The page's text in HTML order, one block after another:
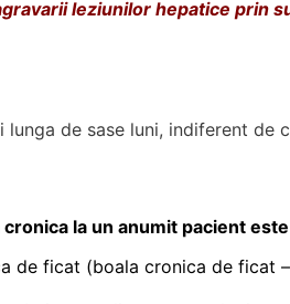
leziunilor hepatice prin
de sase luni, indiferent de
la un anumit pacient
de ficat (boala cronica de ficat